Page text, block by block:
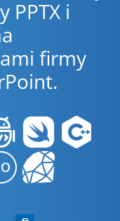
PPTX i
firmy